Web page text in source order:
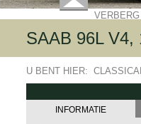
SAAB 96L V4,
U BENT HIER:
INFORMATIE